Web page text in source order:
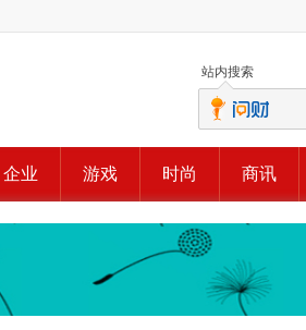
站内搜索
企业 游戏 时尚 商讯